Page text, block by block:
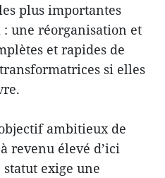
plus importantes
: une réorganisation et
et rapides de
si elles
ambitieux de
revenu élevé d’ici
exige une